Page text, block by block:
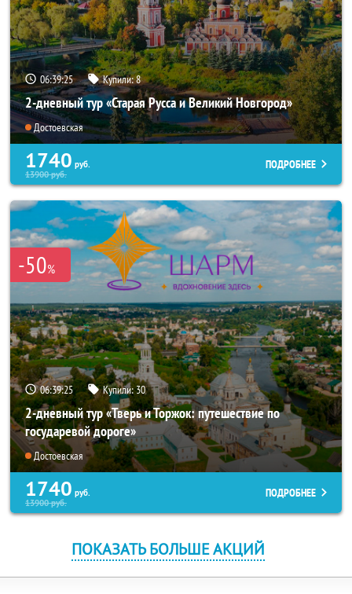
06:39:24 Купили:8
2-дневный тур «Старая Русса и Великий Новгород»
Достоевская
1740 руб.
13900руб.
ПОДРОБНЕЕ
-50%
06:39:24 Купили:30
2-дневный тур «Тверь и Торжок: путешествие по
государевой дороге»
Достоевская
1740 руб.
13900руб.
ПОДРОБНЕЕ
ПОКАЗАТЬ БОЛЬШЕ АКЦИЙ